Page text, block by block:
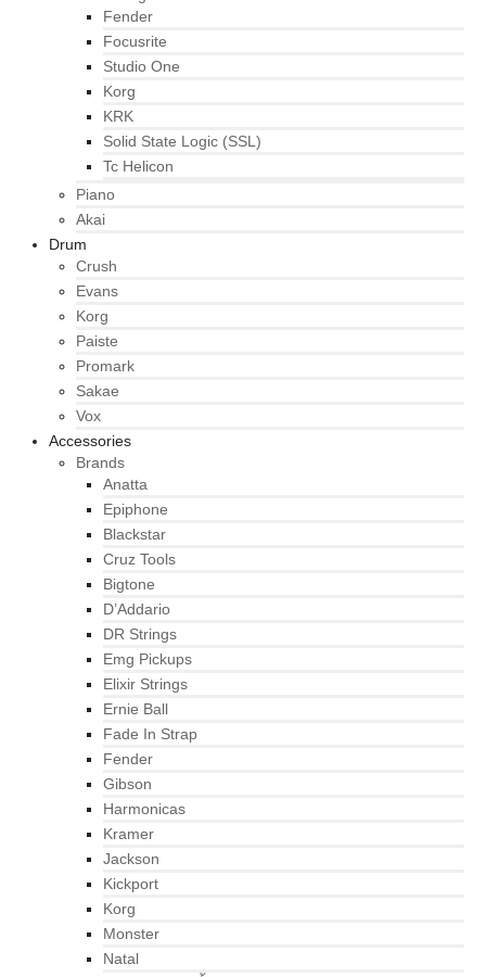
Fender
Focusrite
Studio One
Korg
KRK
Solid State Logic (SSL)
Tc Helicon
Piano
Akai
Drum
Crush
Evans
Korg
Paiste
Promark
Sakae
Vox
Accessories
Brands
Anatta
Epiphone
Blackstar
Cruz Tools
Bigtone
D’Addario
DR Strings
Emg Pickups
Elixir Strings
Ernie Ball
Fade In Strap
Fender
Gibson
Harmonicas
Kramer
Jackson
Kickport
Korg
Monster
Natal